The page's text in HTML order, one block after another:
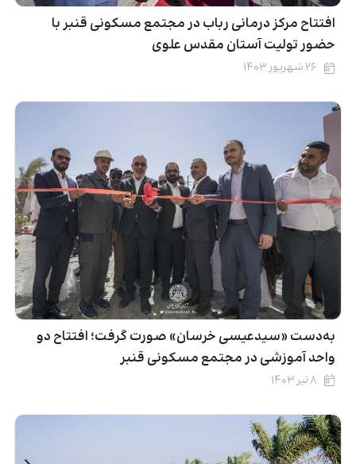
افتتاح مرکز درمانی رباب در مجتمع مسکونی قنبر با
حضور تولیت آستان مقدس علوی
۲۶ شهریور ۱۴۰۳
به‌دست «سیدعیسی خرسان» صورت گرفت؛ افتتاح دو
واحد آموزشی در مجتمع مسکونی قنبر
۸ تیر ۱۴۰۳